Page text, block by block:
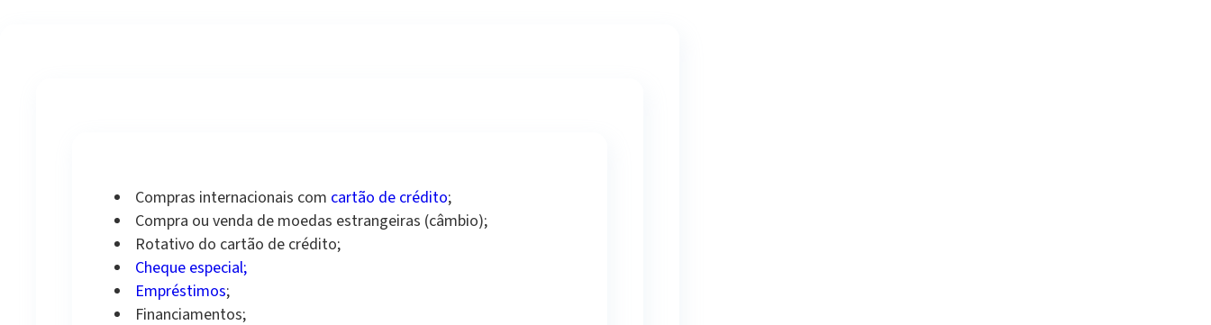
Compras internacionais com cartão de crédito;
Compra ou venda de moedas estrangeiras (câmbio);
Rotativo do cartão de crédito;
Cheque especial;
Empréstimos;
Financiamentos;